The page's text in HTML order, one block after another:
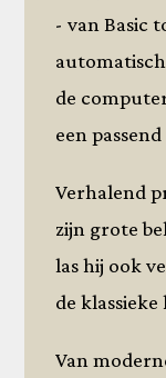
- van Basic
de
een
Verhalend
zijn grote
las hij ook
de
Van